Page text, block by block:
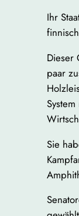
Ihr
Dieser
paar
Sie